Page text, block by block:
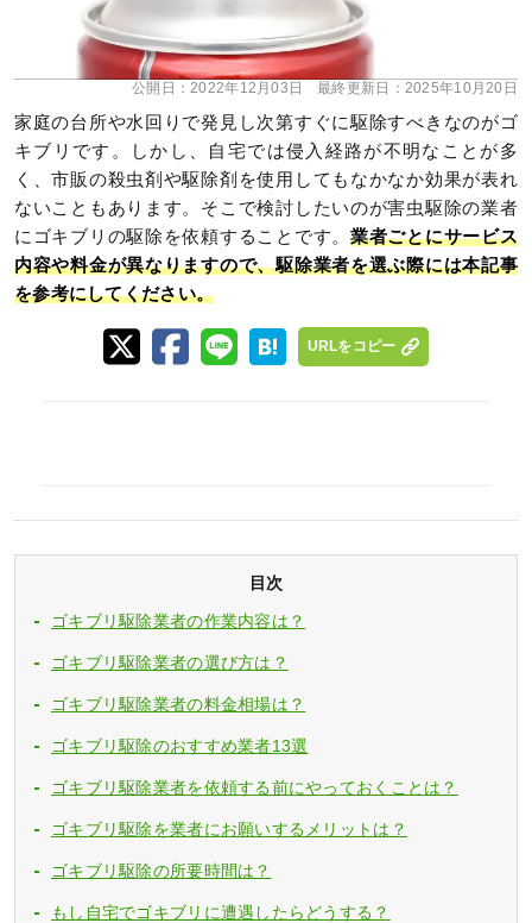
公開日：2022年12月03日 最終更新日： 2025年10月20日
家庭の台所や水回りで発見し次第すぐに駆除すべきなのがゴ
キブリです。しかし、自宅では侵入経路が不明なことが多
く、市販の殺虫剤や駆除剤を使用してもなかなか効果が表れ
ないこともあります。そこで検討したいのが害虫駆除の業者
にゴキブリの駆除を依頼することです。 業者ごとにサービス
内容や料金が異なりますので、駆除業者を選ぶ際には本記事
を参考にしてください。
URLをコピー
目次
ゴキブリ駆除業者の作業内容は？
ゴキブリ駆除業者の選び方は？
ゴキブリ駆除業者の料金相場は？
ゴキブリ駆除のおすすめ業者13選
ゴキブリ駆除業者を依頼する前にやっておくことは？
ゴキブリ駆除を業者にお願いするメリットは？
ゴキブリ駆除の所要時間は？
もし自宅でゴキブリに遭遇したらどうする？